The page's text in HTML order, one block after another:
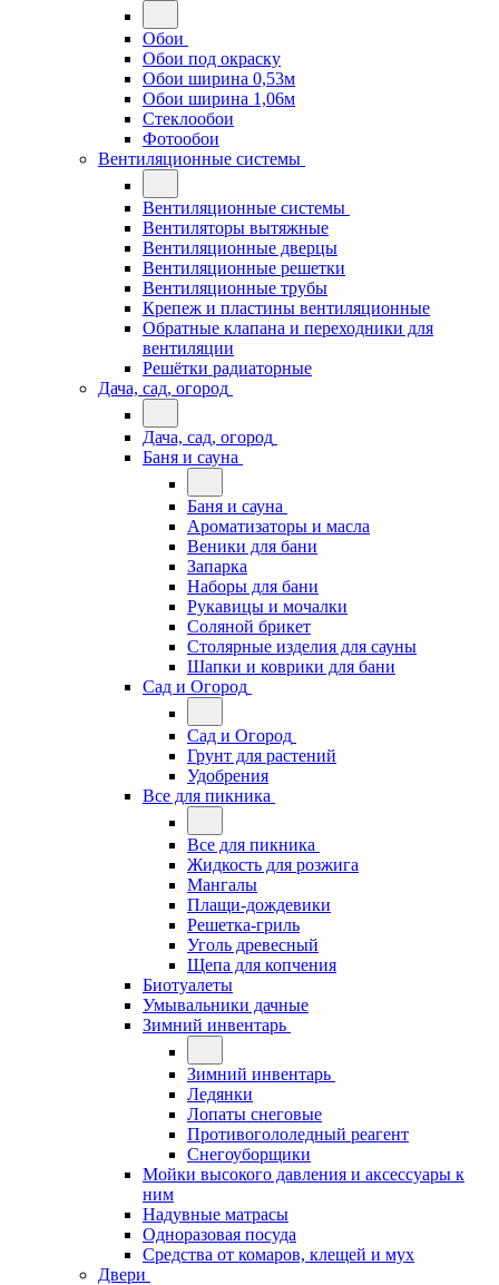
Обои
Обои под окраску
Обои ширина 0,53м
Обои ширина 1,06м
Стеклообои
Фотообои
Вентиляционные системы
Вентиляционные системы
Вентиляторы вытяжные
Вентиляционные дверцы
Вентиляционные решетки
Вентиляционные трубы
Крепеж и пластины вентиляционные
Обратные клапана и переходники для
вентиляции
Решётки радиаторные
Дача, сад, огород
Дача, сад, огород
Баня и сауна
Баня и сауна
Ароматизаторы и масла
Веники для бани
Запарка
Наборы для бани
Рукавицы и мочалки
Соляной брикет
Столярные изделия для сауны
Шапки и коврики для бани
Сад и Огород
Сад и Огород
Грунт для растений
Удобрения
Все для пикника
Все для пикника
Жидкость для розжига
Мангалы
Плащи-дождевики
Решетка-гриль
Уголь древесный
Щепа для копчения
Биотуалеты
Умывальники дачные
Зимний инвентарь
Зимний инвентарь
Ледянки
Лопаты снеговые
Противогололедный реагент
Снегоуборщики
Мойки высокого давления и аксессуары к
ним
Надувные матрасы
Одноразовая посуда
Средства от комаров, клещей и мух
Двери